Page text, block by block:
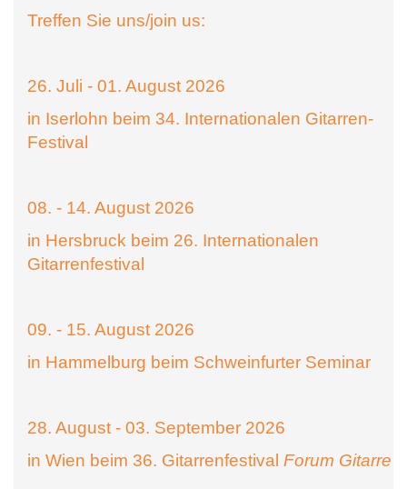
Treffen Sie uns/join us:
26. Juli - 01. August 2026
in Iserlohn beim 34. Internationalen Gitarren-
Festival
08. - 14. August 2026
in Hersbruck beim 26. Internationalen
Gitarrenfestival
09. - 15. August 2026
in Hammelburg beim Schweinfurter Seminar
28. August - 03. September 2026
in Wien beim 36. Gitarrenfestival Forum Gitarre